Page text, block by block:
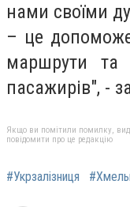
нами своїми
– це
маршрути та
пасажирів", -
Якщо ви помітили помилку,
повідомити про це редакцію
#Укрзалізниця